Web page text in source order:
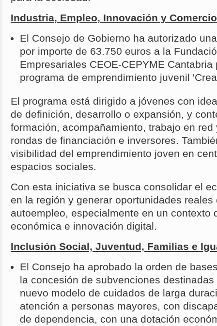
Industria, Empleo, Innovación y Comercio
El Consejo de Gobierno ha autorizado
por importe de 63.750 euros a la
Empresariales CEOE-CEPYME
programa de emprendimiento juvenil
El programa está dirigido a jóvenes con
de definición, desarrollo o expansión, y
formación, acompañamiento, trabajo en
rondas de financiación e inversores.
visibilidad del emprendimiento joven en
espacios sociales.
Con esta iniciativa se busca consolidar el
en la región y generar oportunidades reales
autoempleo, especialmente en un contexto
económica e innovación digital.
Inclusión Social, Juventud, Familias e
El Consejo ha aprobado la orden de
la concesión de subvenciones
nuevo modelo de cuidados de larga
atención a personas mayores, con
de dependencia, con una dotación